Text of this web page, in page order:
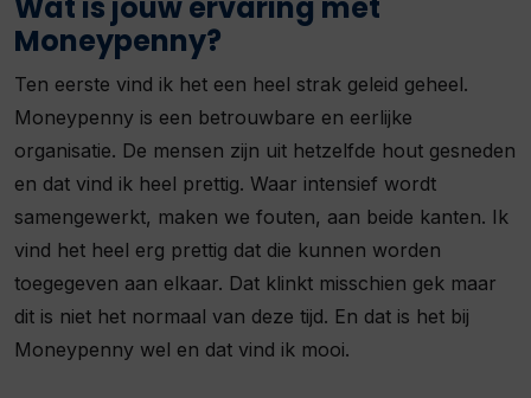
Wat is jouw ervaring met
Moneypenny?
Ten eerste vind ik het een heel strak geleid geheel.
Moneypenny is een betrouwbare en eerlijke
organisatie. De mensen zijn uit hetzelfde hout gesneden
en dat vind ik heel prettig. Waar intensief wordt
samengewerkt, maken we fouten, aan beide kanten. Ik
vind het heel erg prettig dat die kunnen worden
toegegeven aan elkaar. Dat klinkt misschien gek maar
dit is niet het normaal van deze tijd. En dat is het bij
Moneypenny wel en dat vind ik mooi.